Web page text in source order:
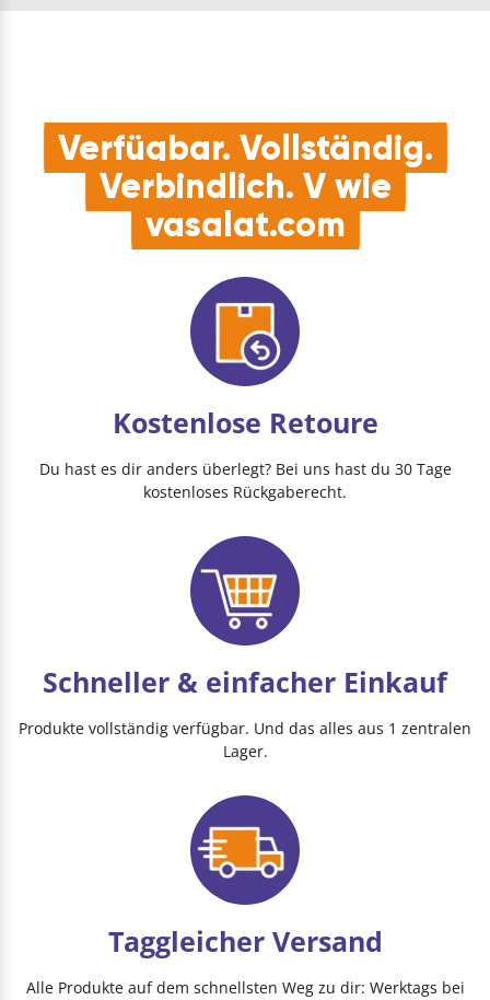
Verfügbar. Vollständig.
Verbindlich. V wie
vasalat.com
Kostenlose Retoure
Du hast es dir anders überlegt? Bei uns hast du 30 Tage
kostenloses Rückgaberecht.
Schneller & einfacher Einkauf
Produkte vollständig verfügbar. Und das alles aus 1 zentralen
Lager.
Taggleicher Versand
Alle Produkte auf dem schnellsten Weg zu dir: Werktags bei